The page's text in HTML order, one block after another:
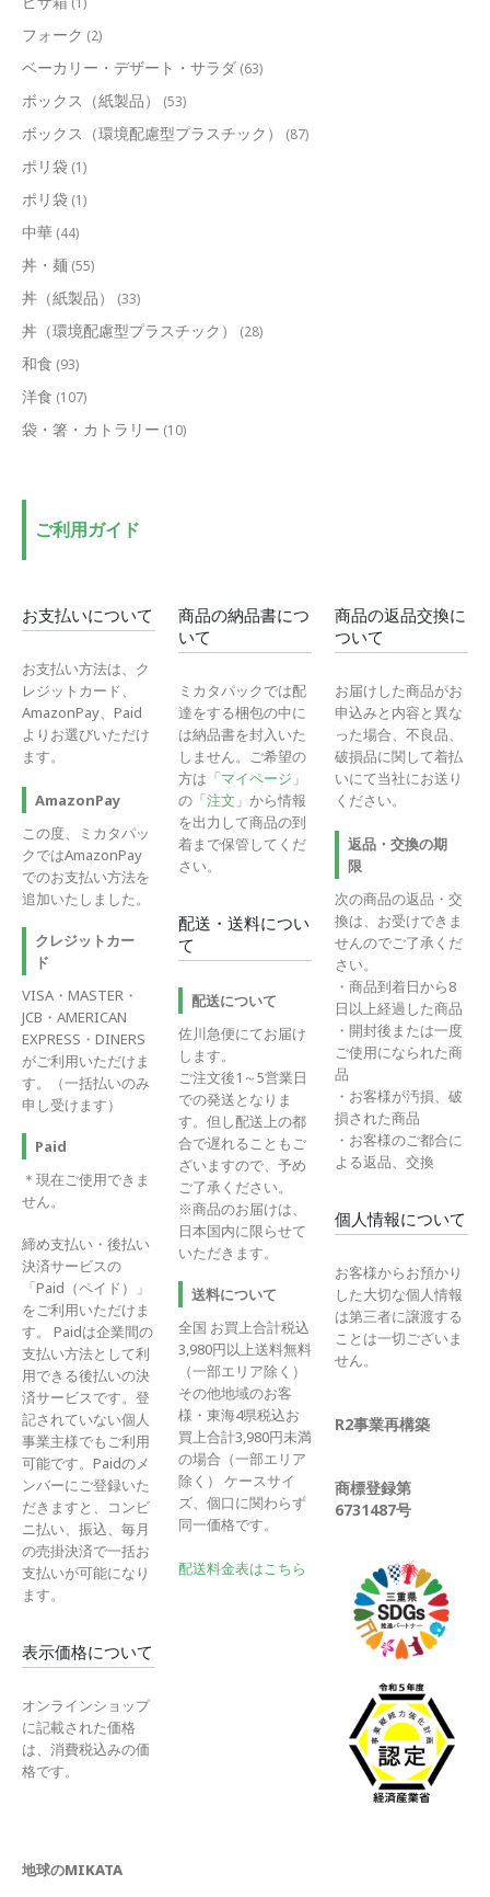
フォーク (2)
ベーカリー・デザート・サラダ (63)
ボックス（紙製品） (53)
ボックス（環境配慮型プラスチック） (87)
ポリ袋 (1)
ポリ袋 (1)
中華 (44)
丼・麺 (55)
丼（紙製品） (33)
丼（環境配慮型プラスチック） (28)
和食 (93)
洋食 (107)
袋・箸・カトラリー (10)
ご利用ガイド
お支払いについて
お支払い方法は、ク
レジットカード、
AmazonPay、Paid
よりお選びいただけ
ます。
AmazonPay
この度、ミカタパッ
クではAmazonPay
でのお支払い方法を
追加いたしました。
クレジットカー
ド
VISA・MASTER・
JCB・AMERICAN
EXPRESS・DINERS
がご利用いただけま
す。（一括払いのみ
申し受けます）
Paid
＊現在ご使用できま
せん。
締め支払い・後払い
決済サービスの
「Paid（ペイド）」
をご利用いただけま
す。 Paidは企業間の
支払い方法として利
用できる後払いの決
済サービスです。登
記されていない個人
事業主様でもご利用
可能です。Paidのメ
ンバーにご登録いた
だきますと、コンビ
ニ払い、振込、毎月
の売掛決済で一括お
支払いが可能になり
ます。
表示価格について
オンラインショップ
に記載された価格
は、消費税込みの価
格です。
商品の納品書につ
いて
ミカタパックでは配
達をする梱包の中に
は納品書を封入いた
しません。ご希望の
方は「マイページ 」
の「注文 」から情報
を出力して商品の到
着まで保管してくだ
さい。
配送・送料につい
て
配送について
佐川急便にてお届け
します。
ご注文後1～5営業日
での発送となりま
す。但し配送上の都
合で遅れることもご
ざいますので、予め
ご了承ください。
※商品のお届けは、
日本国内に限らせて
いただきます。
送料について
全国 お買上合計税込
3,980円以上送料無料
（一部エリア除く）
その他地域のお客
様・東海4県税込お
買上合計3,980円未満
の場合（一部エリア
除く） ケースサイ
ズ、個口に関わらず
同一価格です。
配送料金表はこちら
商品の返品交換に
ついて
お届けした商品がお
申込みと内容と異な
った場合、不良品、
破損品に関して着払
いにて当社にお送り
ください。
返品・交換の期
限
次の商品の返品・交
換は、お受けできま
せんのでご了承くだ
さい。
・商品到着日から8
日以上経過した商品
・開封後または一度
ご使用になられた商
品
・お客様が汚損、破
損された商品
・お客様のご都合に
よる返品、交換
個人情報について
お客様からお預かり
した大切な個人情報
は第三者に譲渡する
ことは一切ございま
せん。
R2事業再構築
商標登録第
6731487号
地球のMIKATA